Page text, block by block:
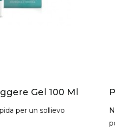
Gel 100 Ml
per un sollievo